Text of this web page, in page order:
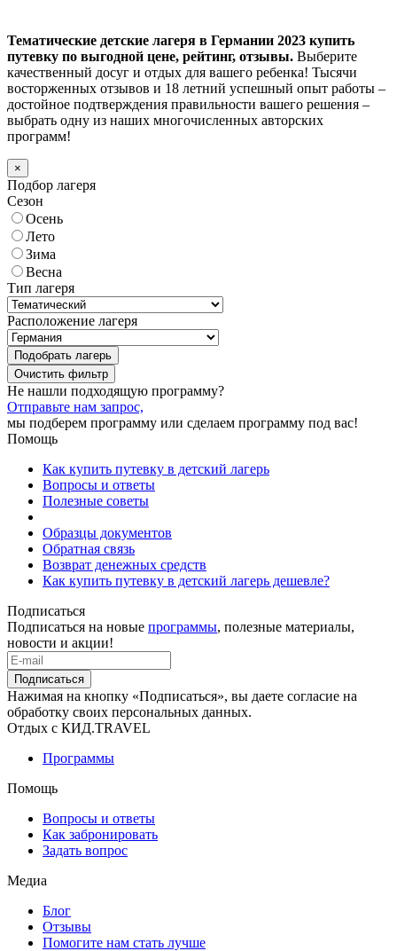
Тематические детские лагеря в Германии 2023 купить
путевку по выгодной цене, рейтинг, отзывы. Выберите
качественный досуг и отдых для вашего ребенка! Тысячи
восторженных отзывов и 18 летний успешный опыт работы –
достойное подтверждения правильности вашего решения –
выбрать одну из наших многочисленных авторских
программ!
×
Подбор лагеря
Сезон
Осень
Лето
Зима
Весна
Тип лагеря
Расположение лагеря
Подобрать лагерь
Не нашли подходящую программу?
Отправьте нам запрос,
мы подберем программу или сделаем программу под вас!
Помощь
Как купить путевку в детский лагерь
Вопросы и ответы
Полезные советы
Образцы документов
Обратная связь
Возврат денежных средств
Как купить путевку в детский лагерь дешевле?
Подписаться
Подписаться на новые программы, полезные материалы,
новости и акции!
Подписаться
Нажимая на кнопку «Подписаться», вы даете согласие на
обработку своих персональных данных.
Отдых с КИД.TRAVEL
Программы
Помощь
Вопросы и ответы
Как забронировать
Задать вопрос
Медиа
Блог
Отзывы
Помогите нам стать лучше